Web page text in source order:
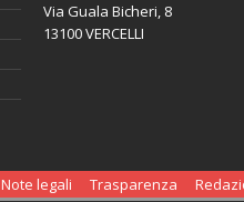
Via Guala Bicheri, 8
13100 VERCELLI
Note legali Trasparenza